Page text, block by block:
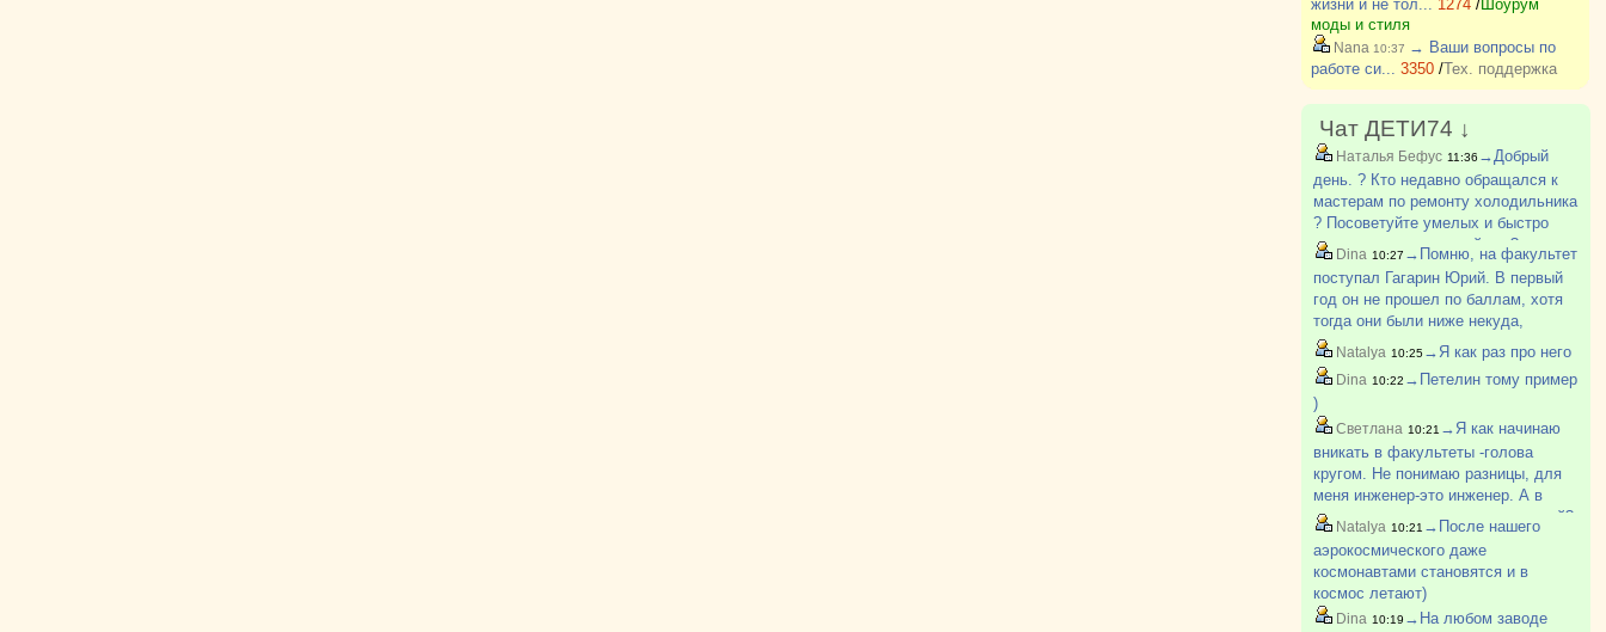
жизни и не тол... 1274/Шоурум
моды и стиля
Nana 10:37 → Ваши вопросы по
работе си... 3350/Тех. поддержка
Чат ДЕТИ74 ↓
Наталья Бефус 11:36 →Добрый
день. ? Кто недавно обращался к
мастерам по ремонту холодильника
? Посоветуйте умелых и быстро
приезжающих пожалуйста ?
Dina 10:27 →Помню, на факультет
поступал Гагарин Юрий. В первый
год он не прошел по баллам, хотя
тогда они были ниже некуда,
наверно самые низкие во всем
ЮУрГу. Вроде позже поступил, но
не знаю, окончил или нет
Natalya 10:25→Я как раз про него
Dina 10:22 →Петелин тому пример
)
Светлана 10:21 →Я как начинаю
вникать в факультеты -голова
кругом. Не понимаю разницы, для
меня инженер-это инженер. А в
каждом вузе столько направлений?
Natalya 10:21 →После нашего
аэрокосмического даже
космонавтами становятся и в
космос летают)
Dina 10:19 →На любом заводе